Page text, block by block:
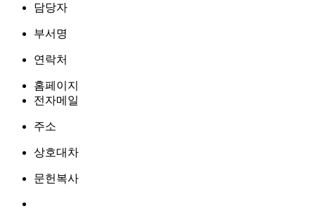
담당자
부서명
연락처
홈페이지
전자메일
주소
상호대차
문헌복사